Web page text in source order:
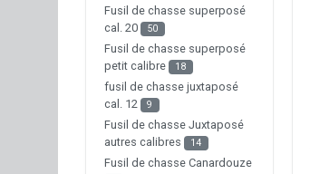
ALBAINOX
Fusil de chasse superposé
cal. 20
50
Fusil de chasse superposé
petit calibre
18
fusil de chasse juxtaposé
cal. 12
9
Fusil de chasse Juxtaposé
autres calibres
14
Fusil de chasse Canardouze